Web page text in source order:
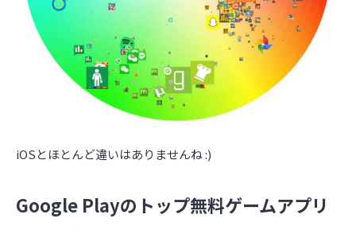
iOSとほとんど違いはありませんね :)
Google Playのトップ無料ゲームアプリ